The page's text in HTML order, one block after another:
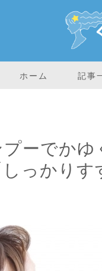
ホーム 記事
ーでかゆ
っかりす